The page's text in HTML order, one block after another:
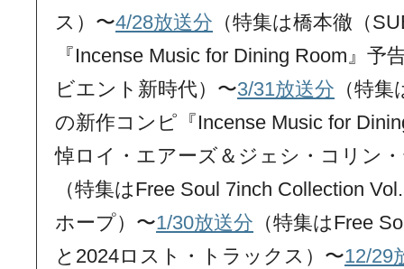
ス）〜4/28放送分 （特集は橋本徹（
『Incense Music for Dining Room』
ビエント新時代）〜3/31放送分 （特
の新作コンピ『Incense Music for
悼ロイ・エアーズ＆ジェシ・コリン
（特集はFree Soul 7inch Collection
ホープ）〜1/30放送分 （特集はFree
と2024ロスト・トラックス）〜12/29